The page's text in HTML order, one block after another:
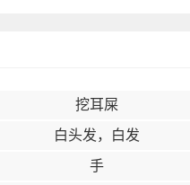
挖耳屎
白头发，白发
手